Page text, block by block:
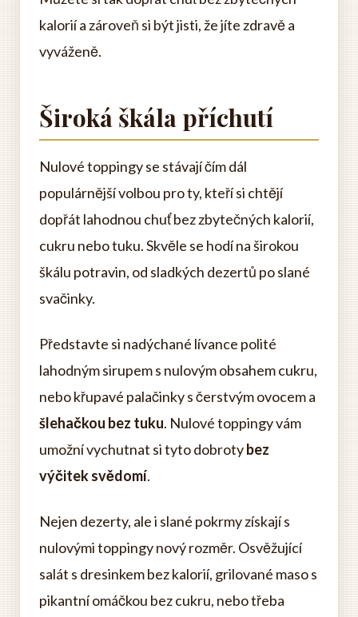
kalorií a zároveň si být jisti, že jíte zdravě a
vyváženě.
Široká škála příchutí
Nulové toppingy se stávají čím dál
populárnější volbou pro ty, kteří si chtějí
dopřát lahodnou chuť bez zbytečných kalorií,
cukru nebo tuku. Skvěle se hodí na širokou
škálu potravin, od sladkých dezertů po slané
svačinky.
Představte si nadýchané lívance polité
lahodným sirupem s nulovým obsahem cukru,
nebo křupavé palačinky s čerstvým ovocem a
šlehačkou bez tuku. Nulové toppingy vám
umožní vychutnat si tyto dobrotybez
výčitek svědomí.
Nejen dezerty, ale i slané pokrmy získají s
nulovými toppingy nový rozměr. Osvěžující
salát s dresinkem bez kalorií, grilované maso s
pikantní omáčkou bez cukru, nebo třeba